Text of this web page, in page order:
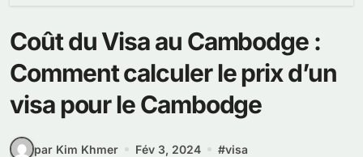
Coût du Visa au Cambodge :
Comment calculer le prix d’un
visa pour le Cambodge
par Kim Khmer Fév 3, 2024 #visa